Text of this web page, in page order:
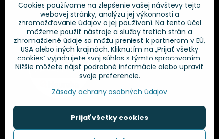
Overené zákazníkmi
Cookies používame na zlepšenie vašej návštevy tejto
webovej stránky, analýzu jej výkonnosti a
zhromažďovanie údajov o jej používaní. Na tento účel
môžeme použiť nástroje a služby tretích strán a
zhromaždené údaje sa môžu preniesť k partnerom v EÚ,
USA alebo iných krajinách. Kliknutím na „Prijať všetky
cookies“ vyjadrujete svoj súhlas s týmto spracovaním.
Nižšie môžete nájsť podrobné informácie alebo upraviť
svoje preferencie.
Zásady ochrany osobných údajov
Prijať všetky cookies